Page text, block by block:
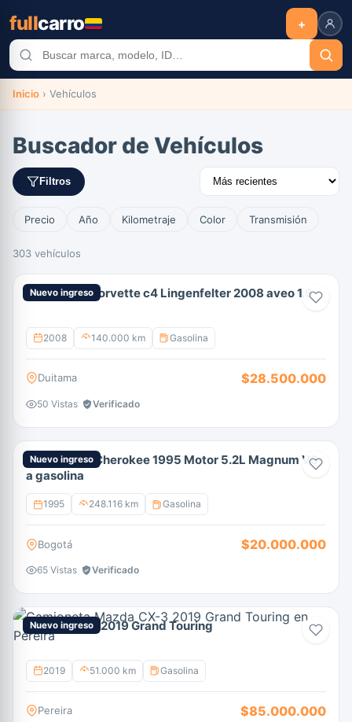
fullcarro +
Inicio › Vehículos
Buscador de Vehículos
Filtros
Precio Año Kilometraje Color Transmisión
303 vehículos
Nuevo ingreso
Chrevrolet Corvette c4 Lingenfelter 2008 aveo 1.6
2008 140.000 km Gasolina
Duitama $28.500.000
50 Vistas Verificado
Nuevo ingreso
Jeep Grand Cherokee 1995 Motor 5.2L Magnum V8
a gasolina
1995 248.116 km Gasolina
Bogotá $20.000.000
65 Vistas Verificado
Nuevo ingreso
Mazda CX-3 2019 Grand Touring
2019 51.000 km Gasolina
Pereira $85.000.000